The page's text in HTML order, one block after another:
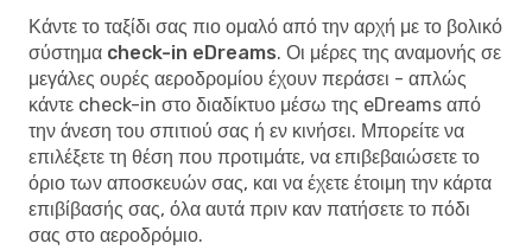
Κάντε το ταξίδι σας πιο ομαλό από την αρχή με το βολικό
σύστημα check-in eDreams. Οι μέρες της αναμονής σε
μεγάλες ουρές αεροδρομίου έχουν περάσει - απλώς
κάντε check-in στο διαδίκτυο μέσω της eDreams από
την άνεση του σπιτιού σας ή εν κινήσει. Μπορείτε να
επιλέξετε τη θέση που προτιμάτε, να επιβεβαιώσετε το
όριο των αποσκευών σας, και να έχετε έτοιμη την κάρτα
επιβίβασής σας, όλα αυτά πριν καν πατήσετε το πόδι
σας στο αεροδρόμιο.